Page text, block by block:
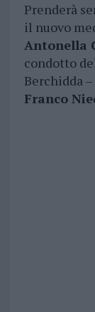
Prenderà
il nuovo
Antonella
condotto
Berchidda
Franco